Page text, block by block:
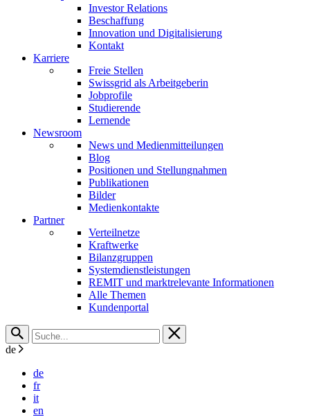
Investor Relations
Beschaffung
Innovation und Digitalisierung
Kontakt
Karriere
Freie Stellen
Swissgrid als Arbeitgeberin
Jobprofile
Studierende
Lernende
Newsroom
News und Medienmitteilungen
Blog
Positionen und Stellungnahmen
Publikationen
Bilder
Medienkontakte
Partner
Verteilnetze
Kraftwerke
Bilanzgruppen
Systemdienstleistungen
REMIT und marktrelevante Informationen
Alle Themen
Kundenportal
de
de
fr
it
en